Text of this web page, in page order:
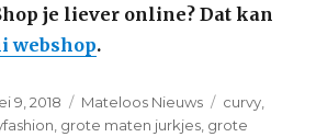
je liever online? Dat kan
webshop.
9, 2018 Categorieën
Mateloos Nieuws Tags
curvy
grote maten jurkjes grote